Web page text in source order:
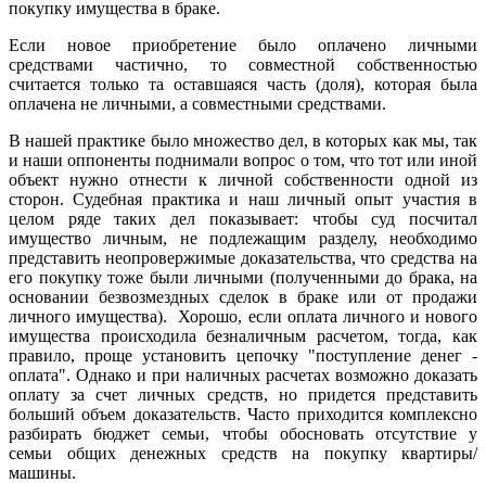
покупку имущества в браке.
Если новое приобретение было оплачено личными
средствами частично, то совместной собственностью
считается только та оставшаяся часть (доля), которая была
оплачена не личными, а совместными средствами.
В нашей практике было множество дел, в которых как мы, так
и наши оппоненты поднимали вопрос о том, что тот или иной
объект нужно отнести к личной собственности одной из
сторон. Судебная практика и наш личный опыт участия в
целом ряде таких дел показывает: чтобы суд посчитал
имущество личным, не подлежащим разделу, необходимо
представить неопровержимые доказательства, что средства на
его покупку тоже были личными (полученными до брака, на
основании безвозмездных сделок в браке или от продажи
личного имущества). Хорошо, если оплата личного и нового
имущества происходила безналичным расчетом, тогда, как
правило, проще установить цепочку "поступление денег -
оплата". Однако и при наличных расчетах возможно доказать
оплату за счет личных средств, но придется представить
больший объем доказательств. Часто приходится комплексно
разбирать бюджет семьи, чтобы обосновать отсутствие у
семьи общих денежных средств на покупку квартиры/
машины.